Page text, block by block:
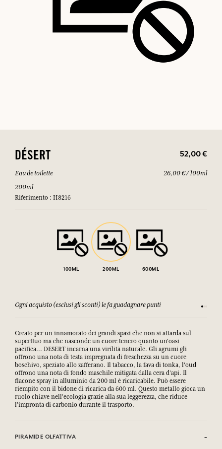
DÉSERT 52,00 €
Eau de toilette
200ml
Riferimento : H8216
26,00 € / 100ml
100ML 200ML 600ML
Ogni acquisto (esclusi gli sconti) le fa guadagnare punti
Creato per un innamorato dei grandi spazi che non si attarda sul
superfluo ma che nasconde un cuore tenero quanto un'oasi
pacifica... DESERT incarna una virilità naturale. Gli agrumi gli
offrono una nota di testa impregnata di freschezza su un cuore
boschivo, speziato allo zafferano. Il tabacco, la fava di tonka, l'oud
offrono una nota di fondo maschile mitigata dalla cera d'api. Il
flacone spray in alluminio da 200 ml è ricaricabile. Può essere
riempito con il bidone di ricarica da 600 ml. Questo metallo gioca un
ruolo chiave nell'ecologia grazie alla sua leggerezza, che riduce
l'impronta di carbonio durante il trasporto.
PIRAMIDE OLFATTIVA